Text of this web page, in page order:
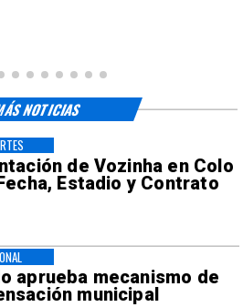
de Vozinha en Colo
Estadio y Contrato
aprueba mecanismo de
municipal
NOTICIAS